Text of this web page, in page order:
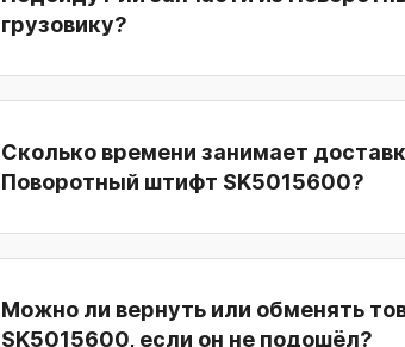
грузовику?
Сколько времени занимает
Поворотный штифт SK5015600?
Можно ли вернуть или обменять
SK5015600, если он не подошёл?